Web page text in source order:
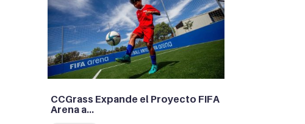
CCGrass Expande el Proyecto FIFA
Arena a…